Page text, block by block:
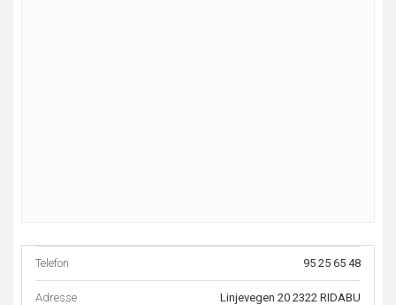
Telefon 95 25 65 48
Adresse Linjevegen 20 2322 RIDABU